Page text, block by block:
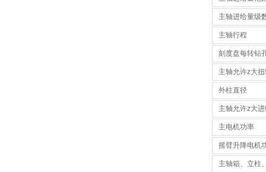
主轴进给量级
主轴行程
刻度盘每转钻
主轴允许z大
外柱直径
主轴允许z大
主电机功率
摇臂升降电机
主轴箱、立柱